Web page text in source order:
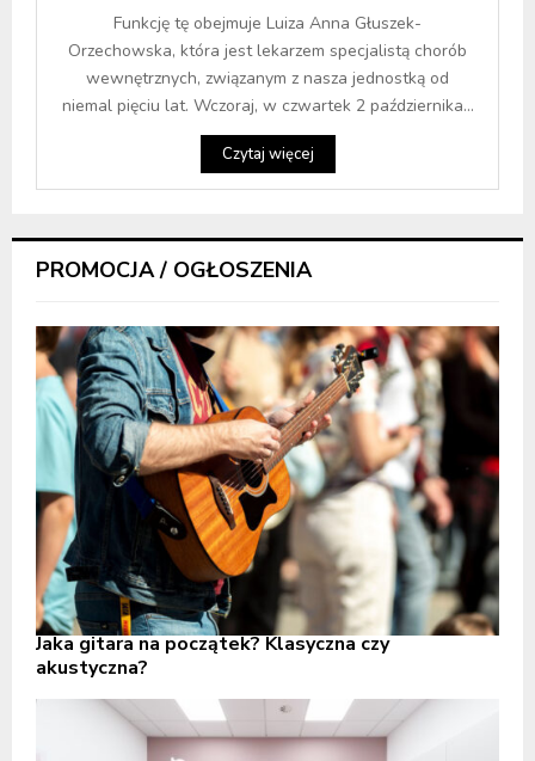
Funkcję tę obejmuje Luiza Anna Głuszek-
Orzechowska, która jest lekarzem specjalistą chorób
wewnętrznych, związanym z nasza jednostką od
niemal pięciu lat. Wczoraj, w czwartek 2 października...
Czytaj więcej
PROMOCJA / OGŁOSZENIA
Jaka gitara na początek? Klasyczna czy
akustyczna?